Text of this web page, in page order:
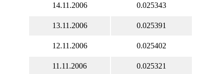
14.11.2006 0.025343
13.11.2006 0.025391
12.11.2006 0.025402
11.11.2006 0.025321